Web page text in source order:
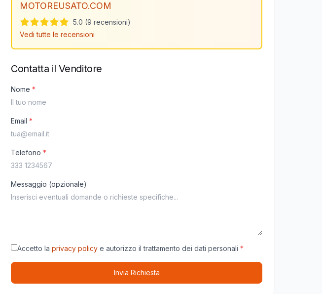
MOTOREUSATO.COM
5.0 (9 recensioni)
Vedi tutte le recensioni
Contatta il Venditore
Nome *
Email *
Telefono *
Messaggio (opzionale)
Accetto la privacy policy e autorizzo il trattamento dei dati personali *
Invia Richiesta